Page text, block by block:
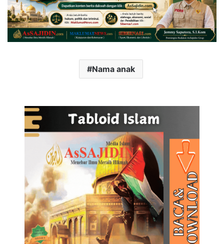
Nama anak